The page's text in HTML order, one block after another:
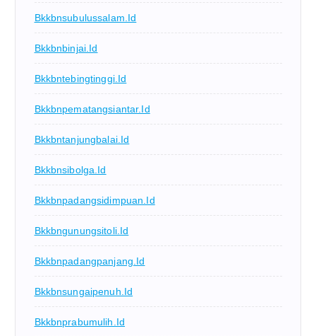
Bkkbnsubulussalam.id
Bkkbnbinjai.id
Bkkbntebingtinggi.id
Bkkbnpematangsiantar.id
Bkkbntanjungbalai.id
Bkkbnsibolga.id
Bkkbnpadangsidimpuan.id
Bkkbngunungsitoli.id
Bkkbnpadangpanjang.id
Bkkbnsungaipenuh.id
Bkkbnprabumulih.id